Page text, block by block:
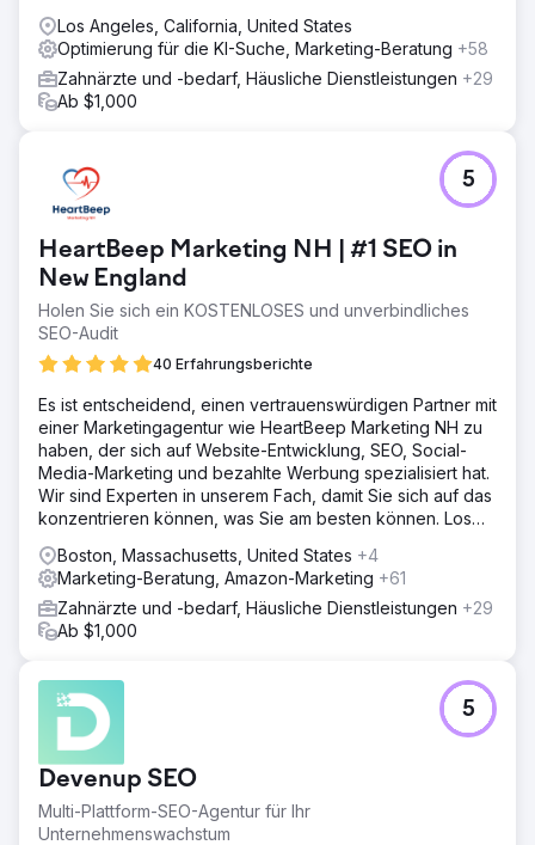
Los Angeles, California, United States
Optimierung für die KI-Suche, Marketing-Beratung +58
Zahnärzte und -bedarf, Häusliche Dienstleistungen +29
Ab $1,000
HeartBeep Marketing NH | #1 SEO in
New England
Holen Sie sich ein KOSTENLOSES und unverbindliches
SEO-Audit
40 Erfahrungsberichte
5
Es ist entscheidend, einen vertrauenswürdigen Partner mit
einer Marketingagentur wie HeartBeep Marketing NH zu
haben, der sich auf Website-Entwicklung, SEO, Social-
Media-Marketing und bezahlte Werbung spezialisiert hat.
Wir sind Experten in unserem Fach, damit Sie sich auf das
konzentrieren können, was Sie am besten können. Los
Boston, Massachusetts, United States +4
Marketing-Beratung, Amazon-Marketing +61
Zahnärzte und -bedarf, Häusliche Dienstleistungen +29
Ab $1,000
Devenup SEO
Multi-Plattform-SEO-Agentur für Ihr
Unternehmenswachstum
5